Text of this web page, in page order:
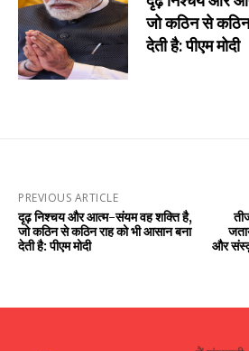
जो कठिन से
देती है: पीएम मोदी
PREVIOUS ARTICLE
दृढ़ निश्चय और आत्म-संयम वह शक्ति है,
जो कठिन से कठिन राह को भी आसान बना
देती है: पीएम मोदी
और